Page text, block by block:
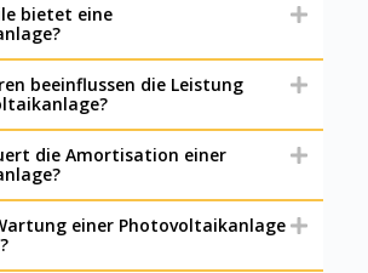
bietet eine
beeinflussen die Leistung
die Amortisation einer
einer Photovoltaikanlage